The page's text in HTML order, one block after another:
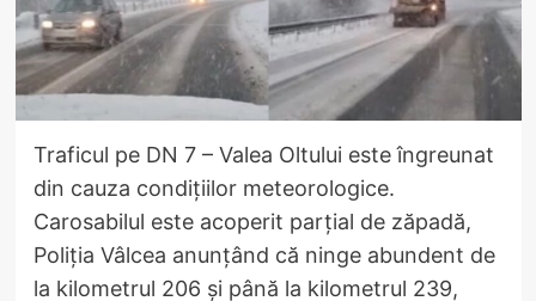
Traficul pe DN 7 – Valea Oltului este îngreunat
din cauza condițiilor meteorologice.
Carosabilul este acoperit parțial de zăpadă,
Poliția Vâlcea anunțând că ninge abundent de
la kilometrul 206 și până la kilometrul 239,